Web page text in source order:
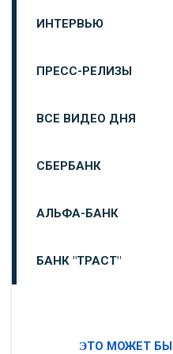
ИНТЕРВЬЮ
ПРЕСС-РЕЛИЗЫ
ВСЕ ВИДЕО ДНЯ
СБЕРБАНК
АЛЬФА-БАНК
БАНК "ТРАСТ"
ЭТО МОЖЕТ